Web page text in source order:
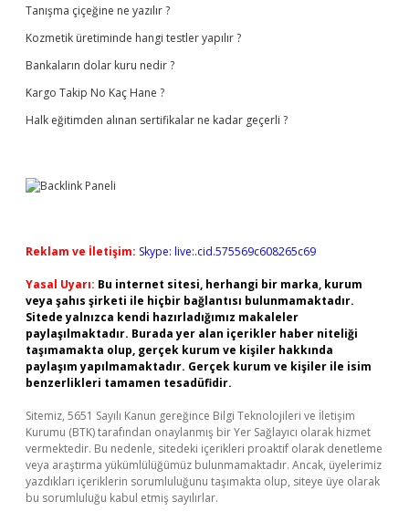
Tanışma çiçeğine ne yazılır ?
Kozmetik üretiminde hangi testler yapılır ?
Bankaların dolar kuru nedir ?
Kargo Takip No Kaç Hane ?
Halk eğitimden alınan sertifikalar ne kadar geçerli ?
Reklam ve İletişim: Skype: live:.cid.575569c608265c69
Yasal Uyarı: Bu internet sitesi, herhangi bir marka, kurum
veya şahıs şirketi ile hiçbir bağlantısı bulunmamaktadır.
Sitede yalnızca kendi hazırladığımız makaleler
paylaşılmaktadır. Burada yer alan içerikler haber niteliği
taşımamakta olup, gerçek kurum ve kişiler hakkında
paylaşım yapılmamaktadır. Gerçek kurum ve kişiler ile isim
benzerlikleri tamamen tesadüfidir.
Sitemiz, 5651 Sayılı Kanun gereğince Bilgi Teknolojileri ve İletişim
Kurumu (BTK) tarafından onaylanmış bir Yer Sağlayıcı olarak hizmet
vermektedir. Bu nedenle, sitedeki içerikleri proaktif olarak denetleme
veya araştırma yükümlülüğümüz bulunmamaktadır. Ancak, üyelerimiz
yazdıkları içeriklerin sorumluluğunu taşımakta olup, siteye üye olarak
bu sorumluluğu kabul etmiş sayılırlar.